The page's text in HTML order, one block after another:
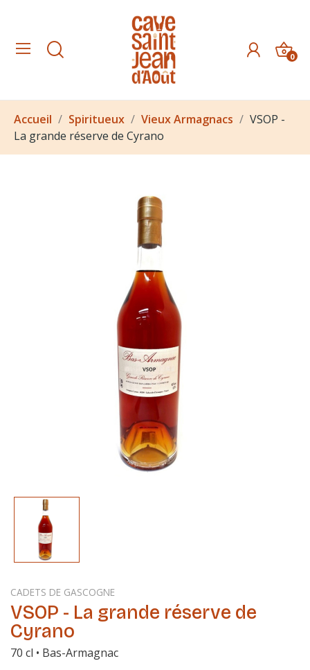
0
Accueil Spiritueux Vieux Armagnacs
VSOP -
La grande réserve de Cyrano
CADETS DE GASCOGNE
VSOP - La grande réserve de
Cyrano
70 cl • Bas-Armagnac